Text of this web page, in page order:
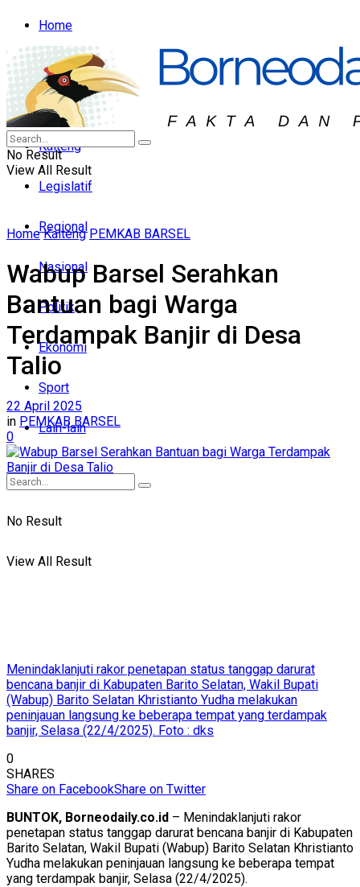
Home
Headline
Hukum & Peristiwa
Kalteng
Legislatif
Regional
Nasional
Politik
Ekonomi
Sport
Lain-lain
No Result
View All Result
No Result
View All Result
Home Kalteng PEMKAB BARSEL
Wabup Barsel Serahkan
Bantuan bagi Warga
Terdampak Banjir di Desa
Talio
22 April 2025
in PEMKAB BARSEL
0
Menindaklanjuti rakor penetapan status tanggap darurat
bencana banjir di Kabupaten Barito Selatan, Wakil Bupati
(Wabup) Barito Selatan Khristianto Yudha melakukan
peninjauan langsung ke beberapa tempat yang terdampak
banjir, Selasa (22/4/2025). Foto : dks
0
SHARES
Share on FacebookShare on Twitter
BUNTOK, Borneodaily.co.id – Menindaklanjuti rakor
penetapan status tanggap darurat bencana banjir di Kabupaten
Barito Selatan, Wakil Bupati (Wabup) Barito Selatan Khristianto
Yudha melakukan peninjauan langsung ke beberapa tempat
yang terdampak banjir, Selasa (22/4/2025).